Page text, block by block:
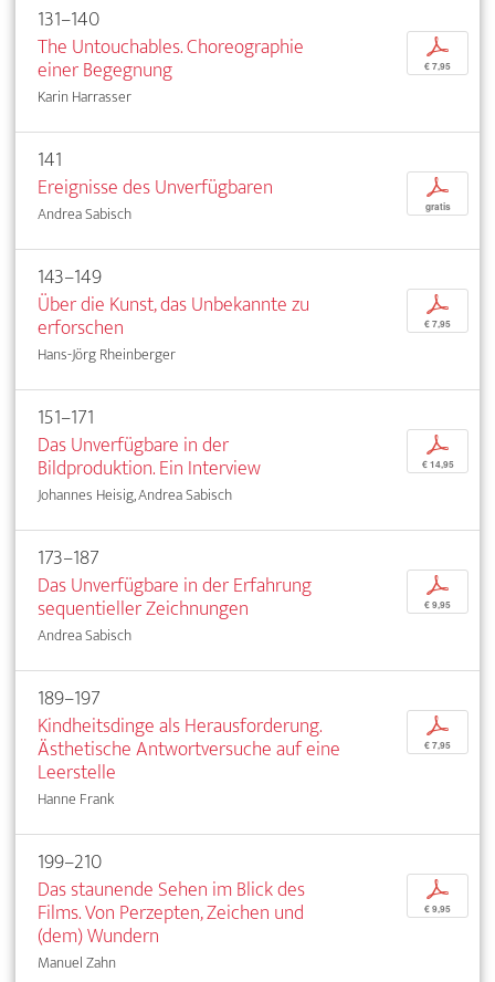
131–140
The Untouchables. Choreographie
einer Begegnung
Karin Harrasser
p
€ 7,95
141
Ereignisse des Unverfügbaren
Andrea Sabisch
p
gratis
143–149
Über die Kunst, das Unbekannte zu
erforschen
Hans-Jörg Rheinberger
p
€ 7,95
151–171
Das Unverfügbare in der
Bildproduktion. Ein Interview
Johannes Heisig, Andrea Sabisch
p
€ 14,95
173–187
Das Unverfügbare in der Erfahrung
sequentieller Zeichnungen
Andrea Sabisch
p
€ 9,95
189–197
Kindheitsdinge als Herausforderung.
Ästhetische Antwortversuche auf eine
Leerstelle
Hanne Frank
p
€ 7,95
199–210
Das staunende Sehen im Blick des
Films. Von Perzepten, Zeichen und
(dem) Wundern
Manuel Zahn
p
€ 9,95